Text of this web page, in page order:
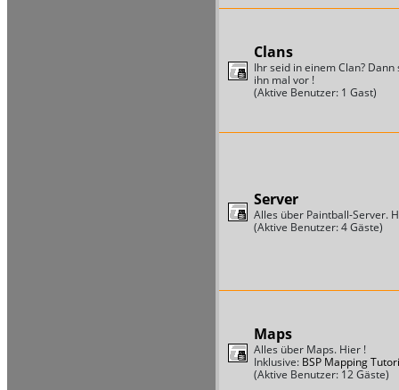
Clans
Ihr seid in einem Clan? Dann
ihn mal vor !
(Aktive Benutzer: 1 Gast)
Server
Alles über Paintball-Server.
(Aktive Benutzer: 4 Gäste)
Maps
Alles über Maps. Hier !
Inklusive: BSP Mapping
(Aktive Benutzer: 12 Gäste)